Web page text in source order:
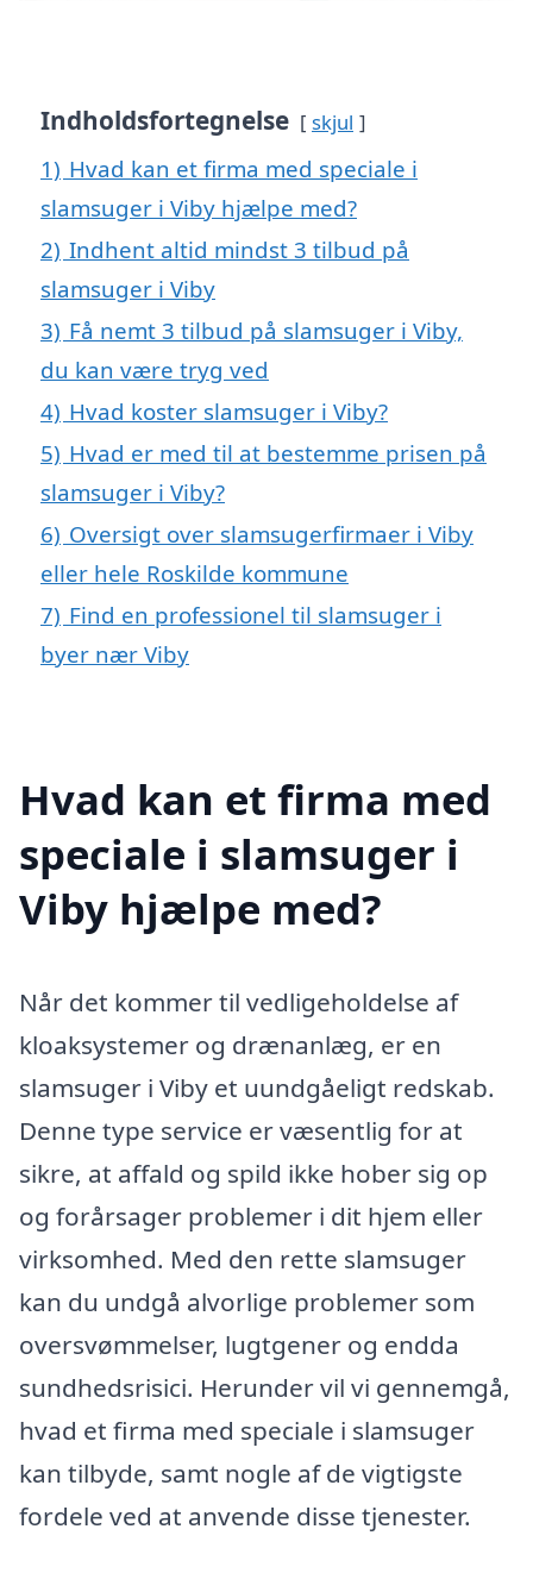
Indholdsfortegnelse skjul
1) Hvad kan et firma med speciale i
slamsuger i Viby hjælpe med?
2) Indhent altid mindst 3 tilbud på
slamsuger i Viby
3) Få nemt 3 tilbud på slamsuger i Viby,
du kan være tryg ved
4) Hvad koster slamsuger i Viby?
5) Hvad er med til at bestemme prisen på
slamsuger i Viby?
6) Oversigt over slamsugerfirmaer i Viby
eller hele Roskilde kommune
7) Find en professionel til slamsuger i
byer nær Viby
Hvad kan et firma med
speciale i slamsuger i
Viby hjælpe med?
Når det kommer til vedligeholdelse af
kloaksystemer og drænanlæg, er en
slamsuger i Viby et uundgåeligt redskab.
Denne type service er væsentlig for at
sikre, at affald og spild ikke hober sig op
og forårsager problemer i dit hjem eller
virksomhed. Med den rette slamsuger
kan du undgå alvorlige problemer som
oversvømmelser, lugtgener og endda
sundhedsrisici. Herunder vil vi gennemgå,
hvad et firma med speciale i slamsuger
kan tilbyde, samt nogle af de vigtigste
fordele ved at anvende disse tjenester.